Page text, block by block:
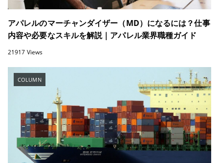
アパレルのマーチャンダイザー（MD）になるには？仕事
内容や必要なスキルを解説｜アパレル業界職種ガイド
21917 Views
COLUMN